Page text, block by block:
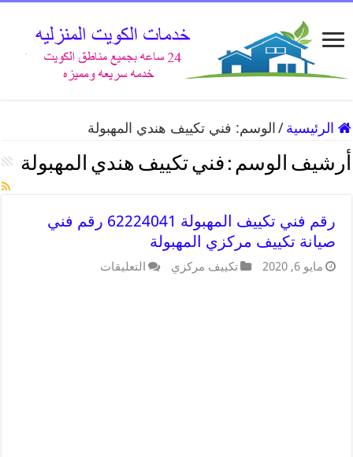
الرئيسية / الوسم: فني تكييف هندي المهبولة
أرشيف الوسم : فني تكييف هندي المهبولة
رقم فني تكييف المهبولة 62224041 رقم فني
صيانة تكييف مركزي المهبولة
مايو 6, 2020 تكييف مركزي التعليقات